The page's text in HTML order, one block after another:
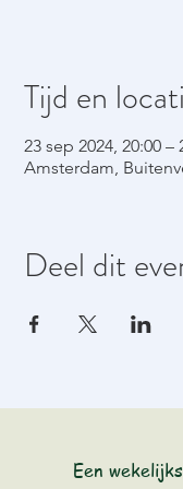
Tijd en
23 sep 2024, 20:00 –
Amsterdam,
Deel dit
Een